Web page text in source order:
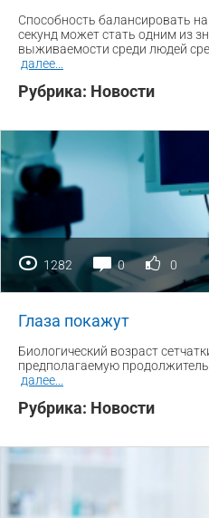
Способность балансировать
секунд может стать одним из
выживаемости среди людей
далее
Рубрика: Новости
1282 0 0
Глаза покажут
Биологический возраст
предполагаемую
далее
Рубрика: Новости